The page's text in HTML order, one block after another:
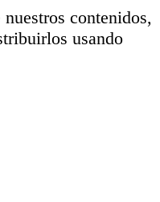
contenidos,
usando